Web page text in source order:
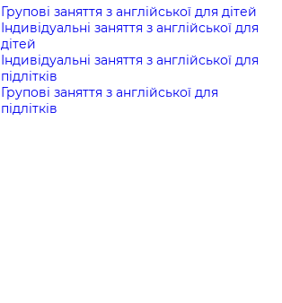
Групові заняття з англійської для дітей
Індивідуальні заняття з англійської для
дітей
Індивідуальні заняття з англійської для
підлітків
Групові заняття з англійської для
підлітків